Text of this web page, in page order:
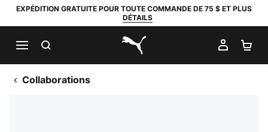
EXPÉDITION GRATUITE POUR TOUTE COMMANDE DE 75 $ ET PLUS
DÉTAILS
PUMA.com
MON
Collaborations